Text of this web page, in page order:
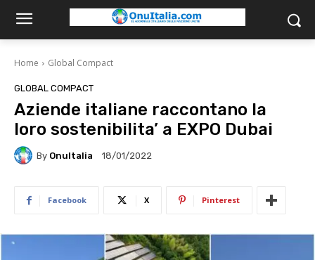
Home Global Compact
GLOBAL COMPACT
Aziende italiane raccontano la
loro sostenibilita’ a EXPO Dubai
By OnuItalia 18/01/2022
Facebook X Pinterest